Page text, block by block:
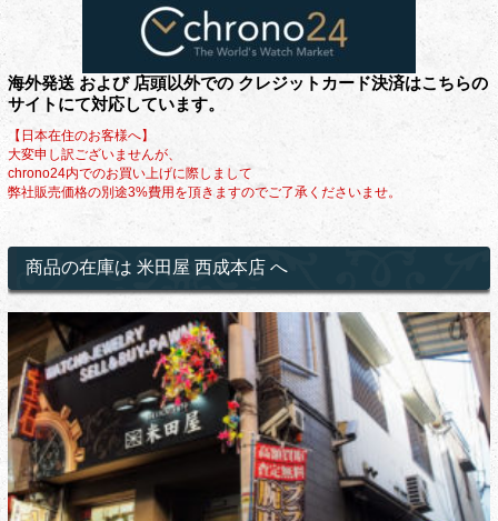
海外発送 および 店頭以外での クレジットカード決済はこちらの
サイトにて対応しています。
【日本在住のお客様へ】
大変申し訳ございませんが、
chrono24内でのお買い上げに際しまして
弊社販売価格の別途3%費用を頂きますのでご了承くださいませ。
商品の在庫は 米田屋 西成本店 へ